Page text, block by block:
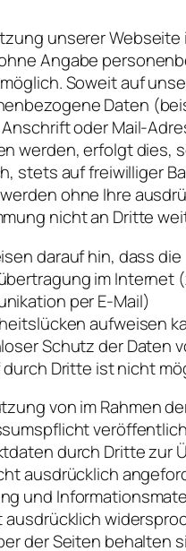
unserer Webseite
Angabe
Soweit auf
Daten
Anschrift oder Mail-
werden, erfolgt dies,
stets auf freiwilliger
ohne Ihre
nicht an Dritte
darauf hin, dass die
im Internet
per E-Mail)
aufweisen
Schutz der Daten
Dritte ist nicht
von im Rahmen
durch Dritte zur
ausdrücklich
und
ausdrücklich
der Seiten behalten